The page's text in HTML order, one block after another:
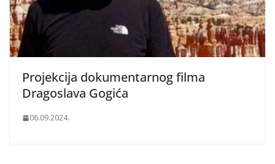
Projekcija dokumentarnog filma
Dragoslava Gogića
06.09.2024.